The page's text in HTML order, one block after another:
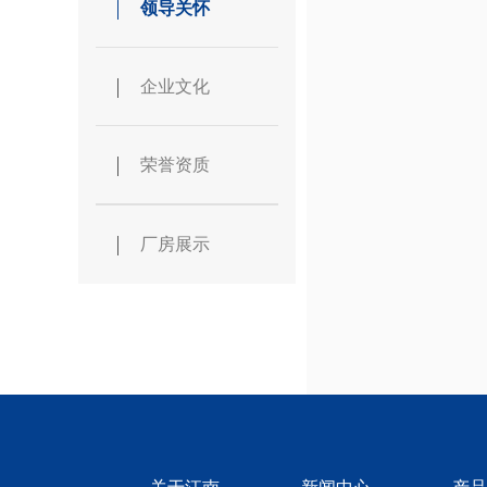
领导关怀
企业文化
荣誉资质
厂房展示